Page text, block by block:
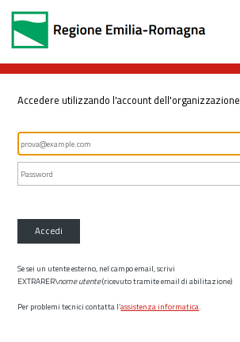
Accedere utilizzando l'account dell'organizzazione
Accedi
Se sei un utente esterno, nel campo email, scrivi
EXTRARER\nome utente(ricevuto tramite email di abilitazione)
Per problemi tecnici contatta l’assistenza informatica.